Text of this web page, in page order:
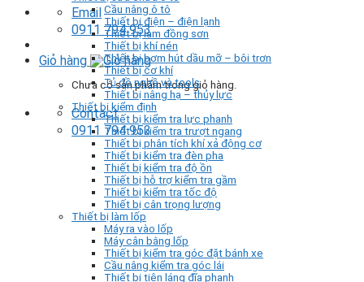
Email
0911 794 953
Giỏ hàng
Chưa có sản phẩm trong giỏ hàng.
Contact
0911 794 953
Cầu nâng ô tô
Thiết bị điện – điện lạnh
Thiết bị làm đồng sơn
Thiết bị khí nén
Thiết bị bơm hút dầu mỡ – bôi trơn
Thiết bị cơ khí
Tủ đồ nghề và tools
Thiết bị nâng hạ – thủy lực
Thiết bị kiểm định
Thiết bị kiểm tra lực phanh
Thiết bị kiểm tra trượt ngang
Thiết bị phân tích khí xả động cơ
Thiết bị kiểm tra đèn pha
Thiết bị kiểm tra độ ồn
Thiết bị hỗ trợ kiểm tra gầm
Thiết bị kiểm tra tốc độ
Thiết bị cân trọng lượng
Thiết bị làm lốp
Máy ra vào lốp
Máy cân bằng lốp
Thiết bị kiểm tra góc đặt bánh xe
Cầu nâng kiểm tra góc lái
Thiết bị tiện láng đĩa phanh